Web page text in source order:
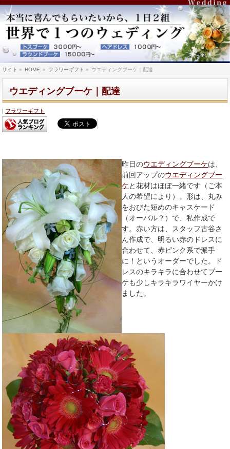
サイト » HOME » フラワーギフト » ウエディングブーケ｜配達
ウエディングブーケ｜配達
フラワーギフト
昨日のウエディングブーケは、
前回アップのウエディングブー
ケと花材はほぼ一緒です（ご本
人の希望により）。形は、丸み
をおびた短めのキャスケード
（オーバル？）で、私作成で
す。赤い方は、スタッフ古谷さ
ん作成で、明るい赤のドレスに
合わせて、赤ピンク系で派手
に！というオーダーでした。ド
レスのキラキラに合わせてブー
ケも少しキラキラワイヤーかけ
ました。